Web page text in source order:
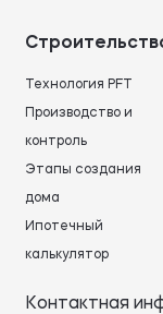
Технология PFT
Производство и
контроль
Этапы создания
дома
Ипотечный
калькулятор
Контактная